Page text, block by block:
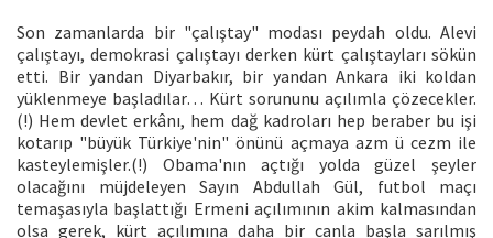
Son zamanlarda bir "çalıştay" modası peydah oldu. Alevi
çalıştayı, demokrasi çalıştayı derken kürt çalıştayları sökün
etti. Bir yandan Diyarbakır, bir yandan Ankara iki koldan
yüklenmeye başladılar… Kürt sorununu açılımla çözecekler.
(!) Hem devlet erkânı, hem dağ kadroları hep beraber bu işi
kotarıp "büyük Türkiye'nin" önünü açmaya azm ü cezm ile
kasteylemişler.(!) Obama'nın açtığı yolda güzel şeyler
olacağını müjdeleyen Sayın Abdullah Gül, futbol maçı
temaşasıyla başlattığı Ermeni açılımının akim kalmasından
olsa gerek, kürt açılımına daha bir canla başla sarılmış